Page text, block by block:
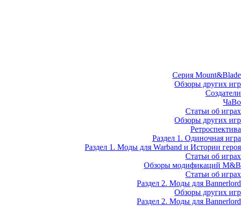
Серия Mount&Blade
Обзоры других игр
Создатели
ЧаВо
Статьи об играх
Обзоры других игр
Ретроспектива
Раздел 1. Одиночная игра
Раздел 1. Моды для Warband и Истории героя
Статьи об играх
Обзоры модификаций M&B
Статьи об играх
Раздел 2. Моды для Bannerlord
Обзоры других игр
Раздел 2. Моды для Bannerlord